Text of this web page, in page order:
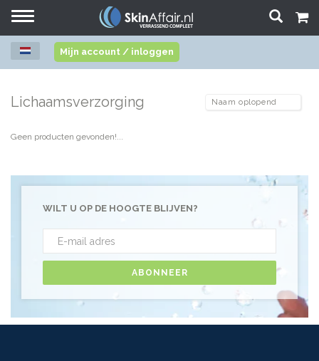
Toggle
Mijn account / inloggen
Lichaamsverzorging
Geen producten gevonden!...
WILT U OP DE HOOGTE BLIJVEN?
ABONNEER